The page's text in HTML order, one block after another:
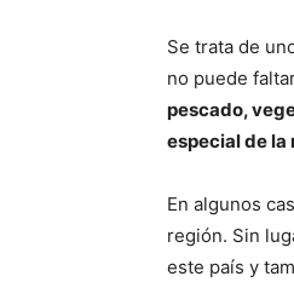
Se trata de
no puede
pescado,
especial de la
En algunos
región. Sin
este país y